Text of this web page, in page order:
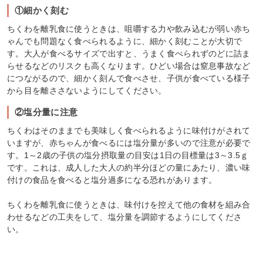
①細かく刻む
ちくわを離乳食に使うときは、咀嚼する力や飲み込むが弱い赤ち
ゃんでも問題なく食べられるように、細かく刻むことが大切で
す。大人が食べるサイズで出すと、うまく食べられずのどに詰ま
らせるなどのリスクも高くなります。ひどい場合は窒息事故など
につながるので、細かく刻んで食べさせ、子供が食べている様子
から目を離ささないようにしてください。
②塩分量に注意
ちくわはそのままでも美味しく食べられるように味付けがされて
いますが、赤ちゃんが食べるには塩分量が多いので注意が必要で
す。1～2歳の子供の塩分摂取量の目安は1日の目標量は3～3.5ｇ
です。これは、成人した大人の約半分ほどの量にあたり、濃い味
付けの食品を食べると塩分過多になる恐れがあります。
ちくわを離乳食に使うときは、味付けを控えて他の食材を組み合
わせるなどの工夫をして、塩分量を調節するようにしてくださ
い。